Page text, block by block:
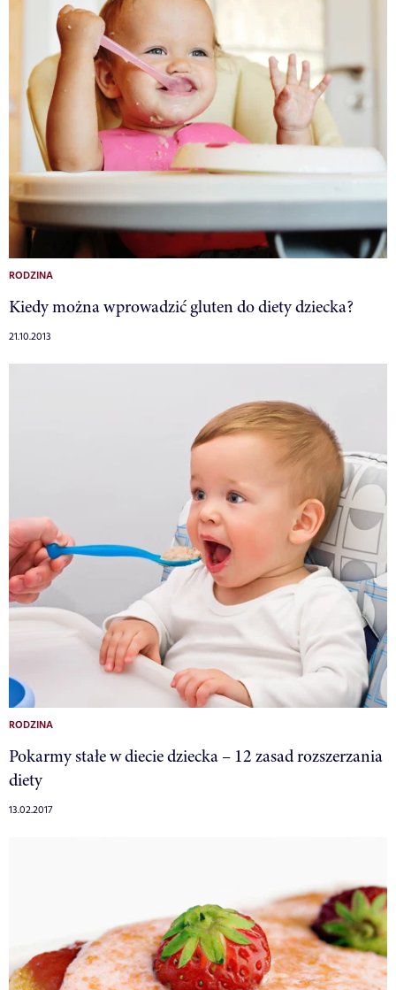
RODZINA
Kiedy można wprowadzić gluten do diety dziecka?
21.10.2013
RODZINA
Pokarmy stałe w diecie dziecka – 12 zasad rozszerzania
diety
13.02.2017